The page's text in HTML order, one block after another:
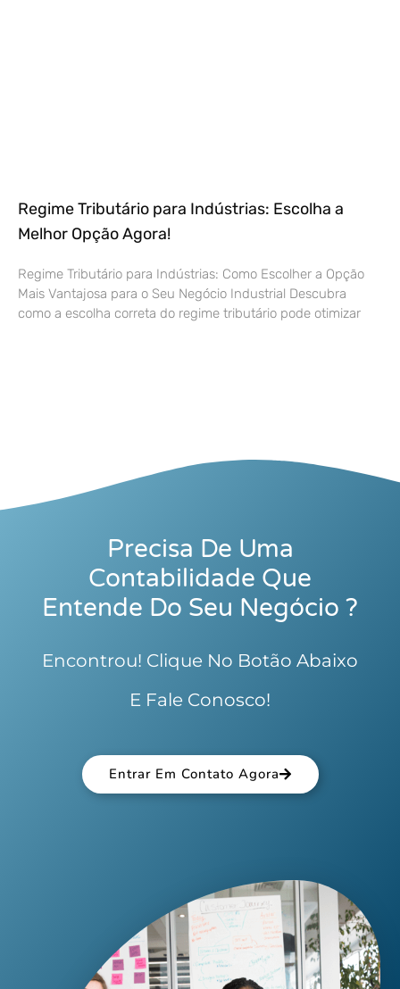
Regime Tributário para Indústrias: Escolha a
Melhor Opção Agora!
Regime Tributário para Indústrias: Como Escolher a Opção
Mais Vantajosa para o Seu Negócio Industrial Descubra
como a escolha correta do regime tributário pode otimizar
Precisa De Uma
Contabilidade Que
Entende Do Seu Negócio ?
Encontrou! Clique No Botão Abaixo
E Fale Conosco!
Entrar Em Contato Agora